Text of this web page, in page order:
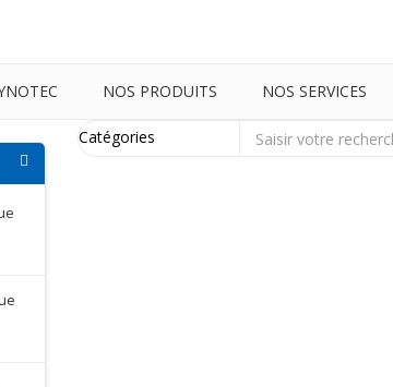
NOS PRODUITS NOS SERVICES